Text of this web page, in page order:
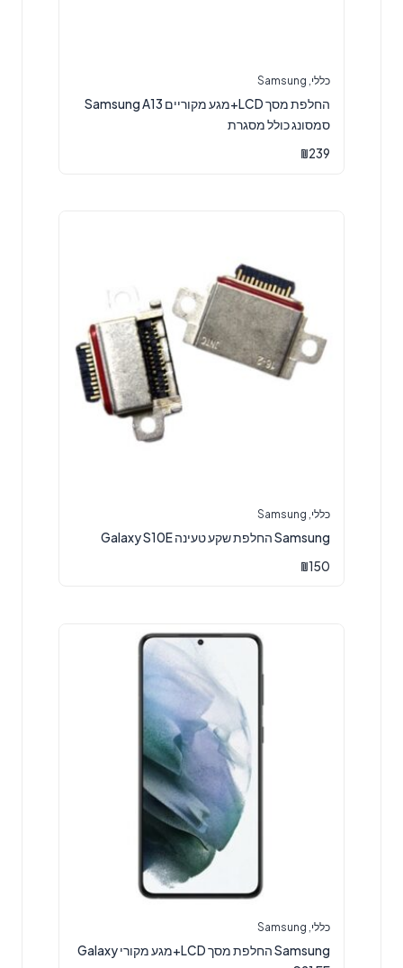
כללי Samsung
החלפת מסך LCD+מגע מקוריים Samsung A13
סמסונג כולל מסגרת
₪239
כללי Samsung
Samsung החלפת שקע טעינה Galaxy S10E
₪150
כללי Samsung
Samsung החלפת מסך LCD+מגע מקורי Galaxy